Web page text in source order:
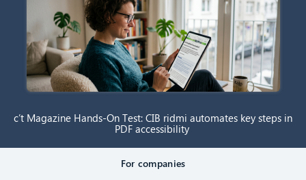
c’t Magazine Hands-On Test: CIB ridmi automates key steps in
PDF accessibility
For companies